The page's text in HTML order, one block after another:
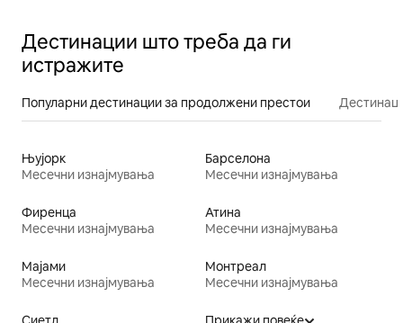
Дестинации што треба да ги
истражите
Популарни дестинации за продолжени престои
Њујорк
Месечни изнајмувања
Барселона
Месечни изнајмувања
Фиренца
Месечни изнајмувања
Атина
Месечни изнајмувања
Мајами
Месечни изнајмувања
Монтреал
Месечни изнајмувања